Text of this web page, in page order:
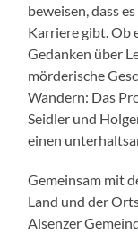
beweisen, dass
Karriere gibt. Ob
Gedanken über
mörderische
Wandern: Das
Seidler und
einen
Gemeinsam mit
Land und der
Alsenzer